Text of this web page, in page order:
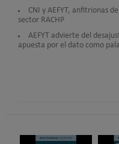
CNI y AEFYT, anfitrionas
sector RACHP
AEFYT advierte del
apuesta por el dato como